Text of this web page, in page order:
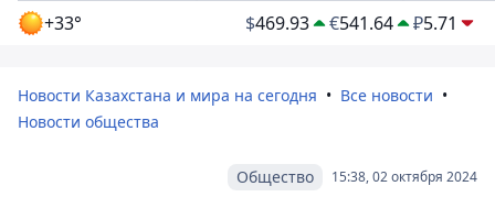
+33° $469.93 €541.64 ₽5.71
Новости Казахстана и мира на сегодня
Все новости
Новости общества
15:38, 02 октября 2024
Общество